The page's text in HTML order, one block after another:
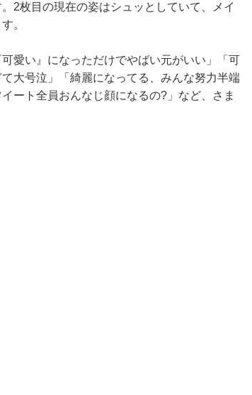
2枚目の現在の姿はシュッとしていて、メイ
。
愛い』になっただけでやばい元がいい」「可
大号泣」「綺麗になってる、みんな努力半端
ート全員おんなじ顔になるの?」など、さま